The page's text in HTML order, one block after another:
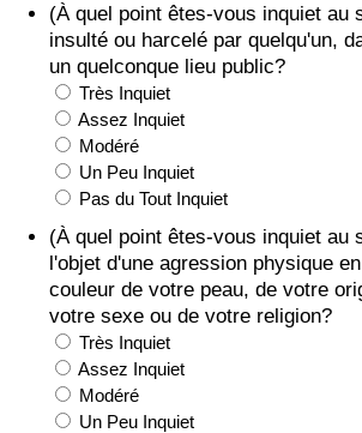
(À quel point êtes-vous inquiet au
insulté ou harcelé par quelqu'un,
un quelconque lieu public?
Très Inquiet
Assez Inquiet
Modéré
Un Peu Inquiet
Pas du Tout Inquiet
(À quel point êtes-vous inquiet au
l'objet d'une agression physique
couleur de votre peau, de votre
votre sexe ou de votre religion?
Très Inquiet
Assez Inquiet
Modéré
Un Peu Inquiet